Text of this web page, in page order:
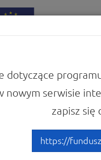
Europejskie dla Wielkopolski 2021-
(FS)
dotyczące
nowym serwisie
zapisz się
https://